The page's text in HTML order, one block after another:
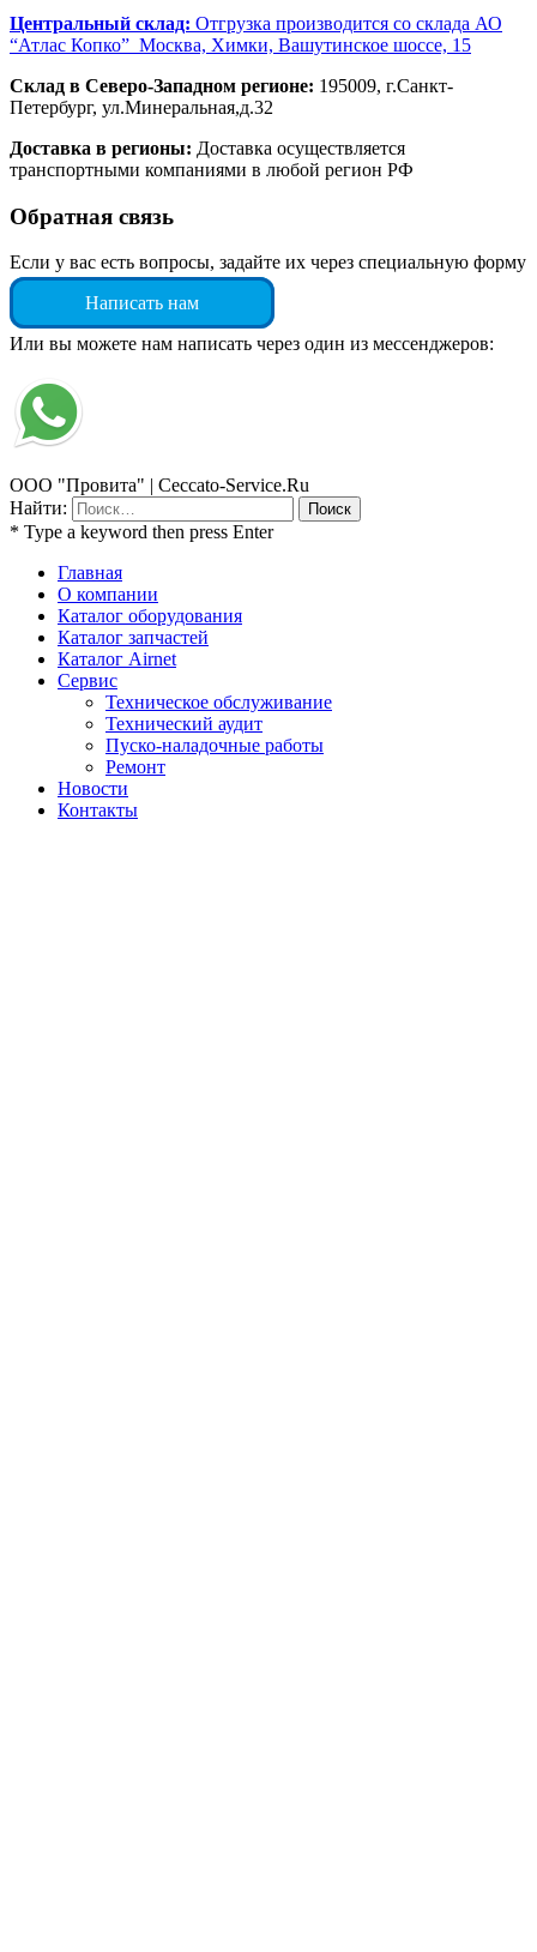
Центральный склад: Отгрузка производится со склада АО
“Атлас Копко” Москва, Химки, Вашутинское шоссе, 15
Склад в Северо-Западном регионе: 195009, г.Санкт-
Петербург, ул.Минеральная,д.32
Доставка в регионы: Доставка осуществляется
транспортными компаниями в любой регион РФ
Обратная связь
Если у вас есть вопросы, задайте их через специальную форму
Написать нам
Или вы можете нам написать через один из мессенджеров:
ООО "Провита" | Ceccato-Service.Ru
Найти:
* Type a keyword then press Enter
Главная
О компании
Каталог оборудования
Каталог запчастей
Каталог Airnet
Сервис
Техническое обслуживание
Технический аудит
Пуско-наладочные работы
Ремонт
Новости
Контакты